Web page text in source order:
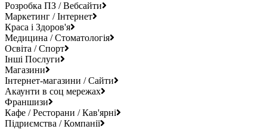
Розробка ПЗ / Вебсайти
Маркетинг / Інтернет
Краса і Здоров'я
Медицина / Стоматологія
Освіта / Спорт
Інші Послуги
Магазини
Інтернет-магазини / Сайти
Акаунти в соц мережах
Франшизи
Кафе / Ресторани / Кав'ярні
Підриємства / Компанії